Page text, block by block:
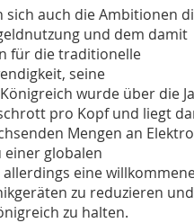
sich auch die Ambitionen
und dem damit
für die traditionelle
seine
wurde über die
pro Kopf und liegt
Mengen an
globalen
eine
zu reduzieren
zu halten.